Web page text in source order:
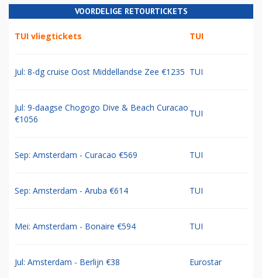
VOORDELIGE RETOURTICKETS
TUI vliegtickets TUI
Jul: 8-dg cruise Oost Middellandse Zee €1235 TUI
Jul: 9-daagse Chogogo Dive & Beach Curacao
€1056
TUI
Sep: Amsterdam - Curacao €569 TUI
Sep: Amsterdam - Aruba €614 TUI
Mei: Amsterdam - Bonaire €594 TUI
Jul: Amsterdam - Berlijn €38 Eurostar